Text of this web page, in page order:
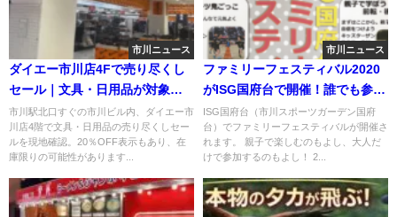
市川ニュース
ダイエー市川店4Fで売り尽くし
セール｜文具・日用品が対象
【現地確認】
市川駅北口すぐの市川ビル内、ダイエー市
川店4階で文具・日用品の売り尽くしセー
ルを現地確認。20％OFF表示もあり、在
庫限りの可能性があります...
市川ニュース
ファミリーフェスティバル2020
がISG国府台で開催！誰でも参加
OK！
ISG国府台（市川スポーツガーデン国府
台）でファミリーフェスティバルが開催さ
れます。 親子で楽しむのもよし、大人だ
けで参加するのもよし！ 2...